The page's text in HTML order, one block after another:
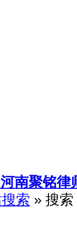
南聚铭律
索 » 搜